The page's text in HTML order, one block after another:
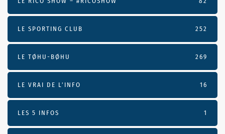
LE SPORTING CLUB 252
LE TØHU-BØHU 269
LE VRAI DE L’INFO 16
LES 5 INFOS 1